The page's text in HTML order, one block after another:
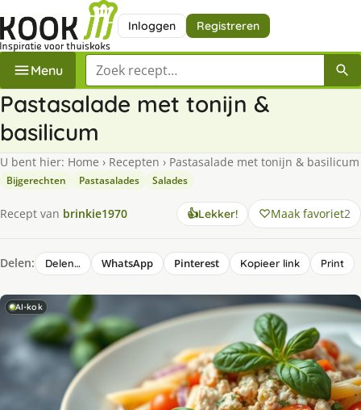
Inloggen Registreren
Menu Zoek een recept
Pastasalade met tonijn &
basilicum
U bent hier: Home › Recepten › Pastasalade met tonijn & basilicum
Bijgerechten Pastasalades Salades
Recept van brinkie1970 👍Lekker! Maak favoriet2
Delen: Delen… WhatsApp Pinterest Kopieer link Print
AI-kok